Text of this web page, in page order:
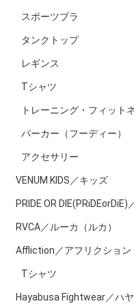
スポーツブラ
タンクトップ
レギンス
Tシャツ
トレーニング・フィット
パーカー（フーディー）
アクセサリー
VENUM KIDS／キッズ
PRIDE OR
RVCA／ルーカ（ルカ）
Affliction／アフリクション
Tシャツ
Hayabusa Fightwear／ハ